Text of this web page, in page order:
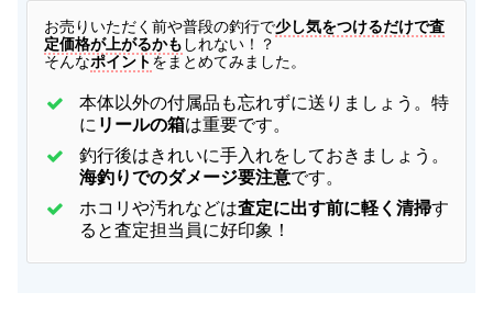
お売りいただく前や普段の釣行で少し気をつけるだけで査
定価格が上がるかも しれない！？
そんなポイントをまとめてみました。
本体以外の付属品も忘れずに送りましょう。特
に リールの箱は重要です。
釣行後はきれいに手入れをしておきましょう。
海釣りでのダメージ要注意です。
ホコリや汚れなどは査定に出す前に軽く清掃す
ると査定担当員に好印象！